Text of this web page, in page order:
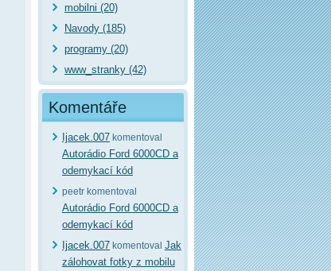
mobilni (20)
Navody (185)
programy (20)
www_stranky (42)
Komentáře
Ijacek.007 komentoval
Autorádio Ford 6000CD a
odemykací kód
peetr komentoval
Autorádio Ford 6000CD a
odemykací kód
Ijacek.007 komentoval Jak
zálohovat fotky z mobilu